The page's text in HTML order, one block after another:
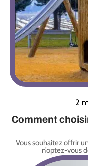
2
Comment
Vous souhaitez offrir
n’optez-vous